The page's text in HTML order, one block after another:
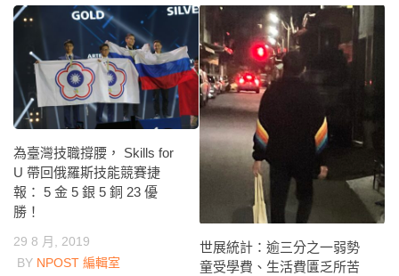
為臺灣技職撐腰， Skills for
U 帶回俄羅斯技能競賽捷
報： 5 金 5 銀 5 銅 23 優
勝！
29 8 月, 2019
BY NPOST 編輯室
世展統計：逾三分之一弱勢
童受學費、生活費匱乏所苦